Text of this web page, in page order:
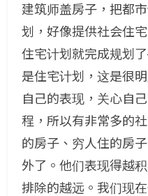
建筑师盖房子，把都
划，好像提供社会住
住宅计划就完成规划
是住宅计划，这是很
自己的表现，关心自
程，所以有非常多的
的房子、穷人住的房
外了。他们表现得越
排除的越远。我们现